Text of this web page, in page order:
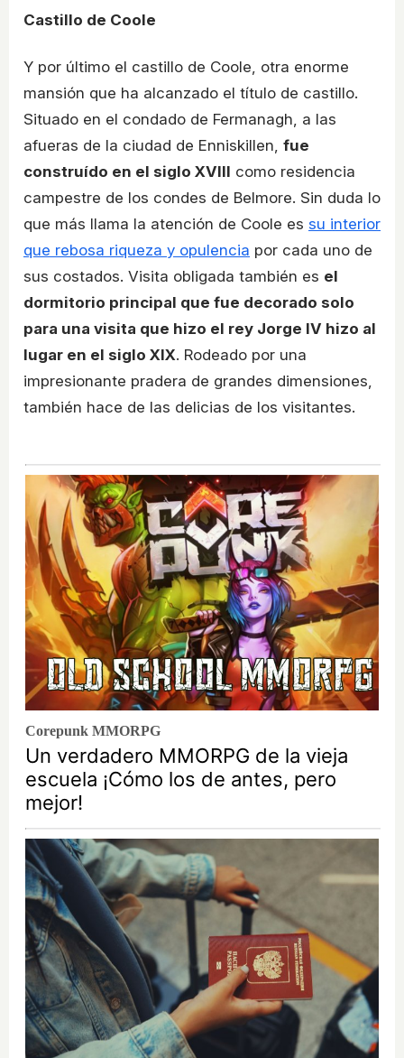
Castillo de Coole
Y por último el castillo de Coole, otra enorme
mansión que ha alcanzado el título de castillo.
Situado en el condado de Fermanagh, a las
afueras de la ciudad de Enniskillen, fue
construído en el siglo XVIII como residencia
campestre de los condes de Belmore. Sin duda lo
que más llama la atención de Coole es su interior
que rebosa riqueza y opulencia por cada uno de
sus costados. Visita obligada también es el
dormitorio principal que fue decorado solo
para una visita que hizo el rey Jorge IV hizo al
lugar en el siglo XIX. Rodeado por una
impresionante pradera de grandes dimensiones,
también hace de las delicias de los visitantes.
Corepunk MMORPG
Un verdadero MMORPG de la vieja
escuela ¡Cómo los de antes, pero
mejor!